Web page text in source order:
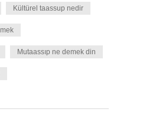
Kültürel taassup nedir
Mutaassıp ne demek din